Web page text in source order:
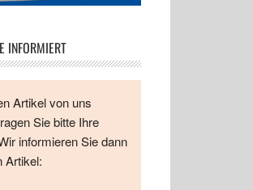
INFORMIERT
Artikel von uns
Sie bitte Ihre
informieren Sie dann
Artikel: